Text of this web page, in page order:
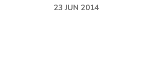
23 JUN 2014